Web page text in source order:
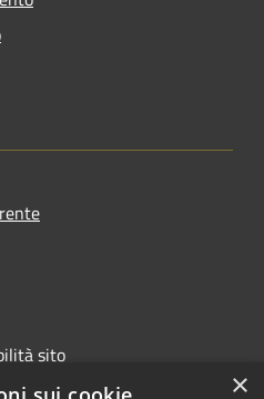
sito
app Municipium
×